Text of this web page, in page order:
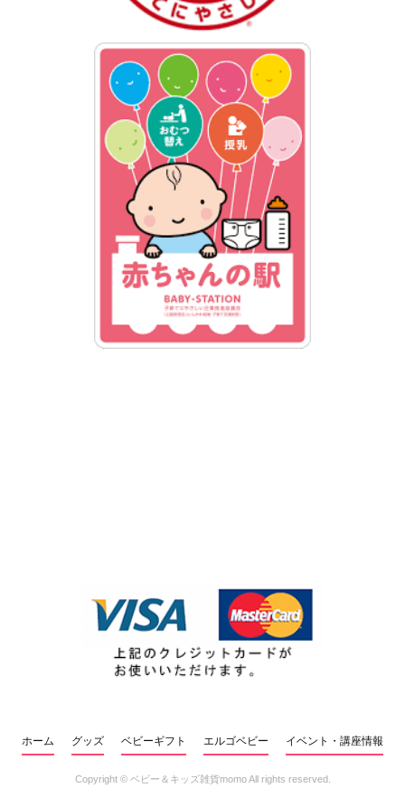
ホーム グッズ ベビーギフト エルゴベビー イベント・講座情報
Copyright © ベビー＆キッズ雑貨momoAll rights reserved.